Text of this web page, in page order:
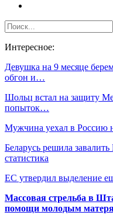
Интересное:
Девушка на 9 месяце
обгон и…
Шольц встал на защиту
попыток…
Мужчина уехал в Россию
Беларусь решила
статистика
ЕС утвердил выделение
Массовая стрельба в
помощи молодым